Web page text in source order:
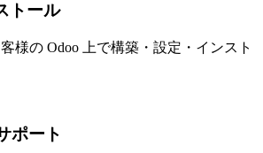
トール
様の Odoo 上で構築・設定・インスト
ポート